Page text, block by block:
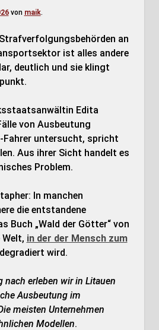
Disposition
von maik.
an
ist alles andere
deutlich und sie klingt
Edita
von Ausbeutung
Fahrer untersucht, spricht
Aus ihrer Sicht handelt es
Problem.
In manchen
die entstandene
Buch „Wald der Götter“ von
Welt, in der der Mensch zum
degradiert wird.
nach erleben wir in Litauen
Ausbeutung im
meisten Unternehmen
Modellen.